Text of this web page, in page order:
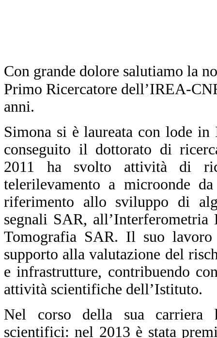
Con grande dolore salutiamo la
Primo Ricercatore dell’IREA-
anni.
Simona si è laureata con lode
conseguito il dottorato di
2011 ha svolto attività di
telerilevamento a microonde
riferimento allo sviluppo di
segnali SAR,
Tomografia SAR. Il suo
supporto alla valutazione del
e infrastrutture, contribuendo
attività scientifiche dell’Istituto.
Nel corso della sua carriera
scientifici: nel 2013 è stata